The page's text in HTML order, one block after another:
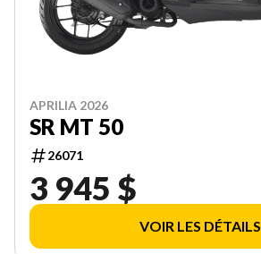
APRILIA 2026
SR MT 50
26071
3 945 $
VOIR LES DÉTAILS